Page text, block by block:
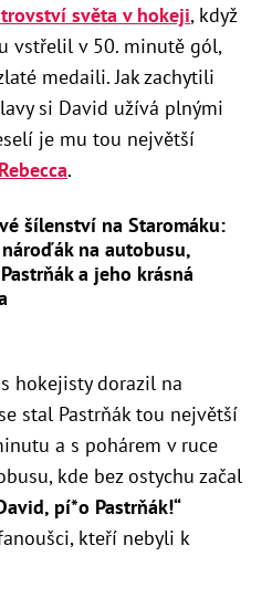
světa v hokeji, když
vstřelil v 50. minutě gól,
medaili. Jak zachytili
si David užívá plnými
je mu tou největší
Rebecca.
šílenství na Staromáku:
na autobusu,
a jeho krásná
hokejisty dorazil na
stal Pastrňák tou největší
a s pohárem v ruce
kde bez ostychu začal
pí*o Pastrňák!“
kteří nebyli k